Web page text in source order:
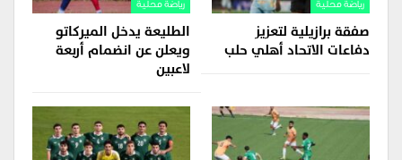
رياضة محلية
صفقة برازيلية لتعزيز
دفاعات الاتحاد أهلي حلب
رياضة محلية
الطليعة يدخل الميركاتو
ويعلن عن انضمام أربعة
لاعبين